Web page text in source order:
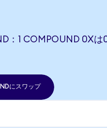
：1 COMPOUND 0Xは
にスワップ